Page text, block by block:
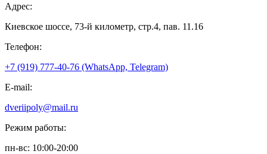
Адрес:
Киевское шоссе, 73-й километр, стр.4, пав. 11.16
Телефон:
+7 (919) 777-40-76 (WhatsApp, Telegram)
E-mail:
dveriipoly@mail.ru
Режим работы:
пн-вс: 10:00-20:00